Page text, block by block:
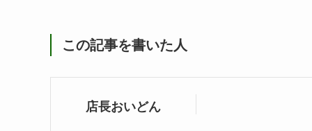
この記事を書いた人
店長おいどん